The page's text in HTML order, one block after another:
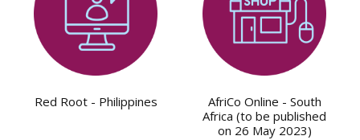
Red Root - Philippines
AfriCo Online - South
Africa (to be published
on 26 May 2023)